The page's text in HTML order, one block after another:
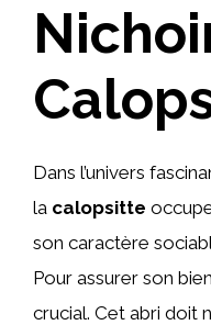
Dans l’univers
la calopsitte
son caractère
Pour assurer son
crucial. Cet abri doit